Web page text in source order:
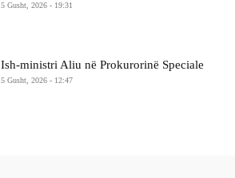
5 Gusht, 2026 - 19:31
Ish-ministri ​Aliu në Prokurorinë Speciale
5 Gusht, 2026 - 12:47